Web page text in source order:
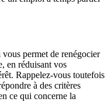
permet de renégocier
en réduisant vos
Rappelez-vous toutefois
à des critères
ce qui concerne la